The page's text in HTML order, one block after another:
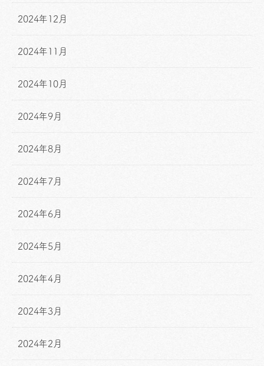
2024年12月
2024年11月
2024年10月
2024年9月
2024年8月
2024年7月
2024年6月
2024年5月
2024年4月
2024年3月
2024年2月